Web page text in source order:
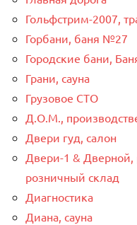
Гольфстрим-2007,
Горбани, баня №27
Городские бани,
Грани, сауна
Грузовое СТО
Д.О.М.,
Двери гуд, салон
Двери-1 & Дверной,
розничный склад
Диагностика
Диана, сауна